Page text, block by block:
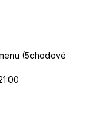
(5chodové